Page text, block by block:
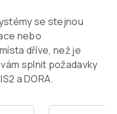
se stejnou
nebo
dříve, než je
splnit požadavky
a DORA.